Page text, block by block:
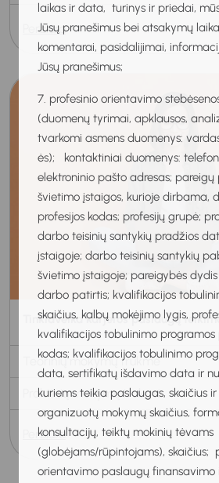
laikas ir data, turinys ir priedai,
Jūsų pranešimus bei atsakymų
komentarai, pasidalijimai,
Jūsų pranešimus;
7. profesinio orientavimo
(duomenų tyrimai, apklausos,
tvarkomi asmens duomenys:
ės); kontaktiniai duomenys:
elektroninio pašto adresas;
švietimo įstaigos, kurioje dirbama,
profesijos kodas; profesijų grupė;
darbo teisinių santykių pradžios
įstaigoje; darbo teisinių santykių
švietimo įstaigoje; pareigybės
darbo patirtis; kvalifikacijos
skaičius, kalbų mokėjimo lygis,
kvalifikacijos tobulinimo
kodas; kvalifikacijos tobulinimo
data, sertifikatų išdavimo data ir
kuriems teikia paslaugas, skaičius ir
organizuotų mokymų skaičius,
konsultacijų, teiktų mokinių tėvams
(globėjams/rūpintojams), skaičius;
orientavimo paslaugų finansavimo
Peržiūra
Tinklaveika karjeros paslaugų
Teorinių mokymų trukmė
Praktinių mokymų trukmė
Peržiūra